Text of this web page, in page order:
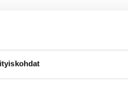
с набедренной
руке и конец
выглядит и в
Виллимиес